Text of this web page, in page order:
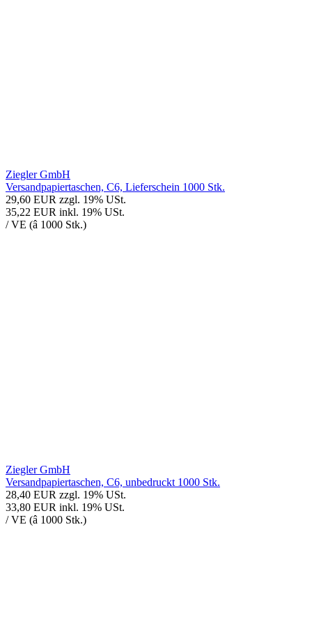
Ziegler GmbH
Versandpapiertaschen, C6, Lieferschein 1000 Stk.
29,60 EUR zzgl. 19% USt.
35,22 EUR inkl. 19% USt.
/ VE (â 1000 Stk.)
Ziegler GmbH
Versandpapiertaschen, C6, unbedruckt 1000 Stk.
28,40 EUR zzgl. 19% USt.
33,80 EUR inkl. 19% USt.
/ VE (â 1000 Stk.)